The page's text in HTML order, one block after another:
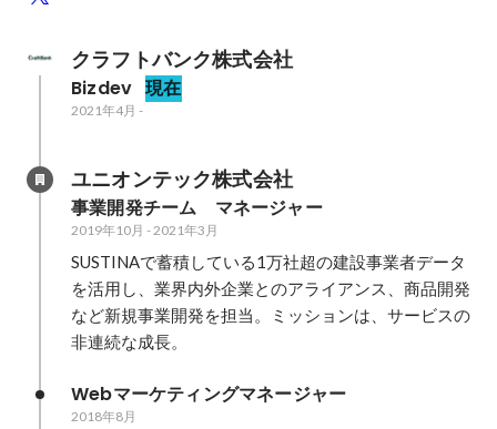
クラフトバンク株式会社
Bizdev 現在
2021年4月 -
ユニオンテック株式会社
事業開発チーム　マネージャー
2019年10月 -2021年3月
SUSTINAで蓄積している1万社超の建設事業者データ
を活用し、業界内外企業とのアライアンス、商品開発
など新規事業開発を担当。ミッションは、サービスの
非連続な成長。
Webマーケティングマネージャー
2018年8月